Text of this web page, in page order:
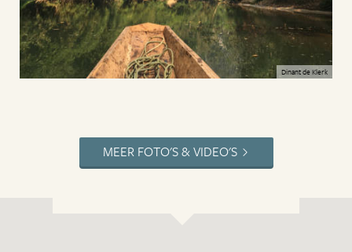
Dinant de Klerk
MEER FOTO'S & VIDEO'S